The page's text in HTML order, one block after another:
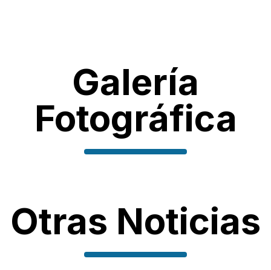
Galería
Fotográfica
Otras Noticias